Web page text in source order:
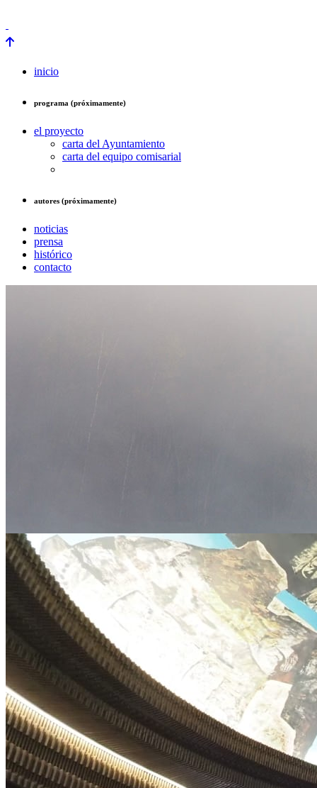
inicio
programa (próximamente)
el proyecto
carta del Ayuntamiento
carta del equipo comisarial
autores (próximamente)
noticias
prensa
histórico
contacto